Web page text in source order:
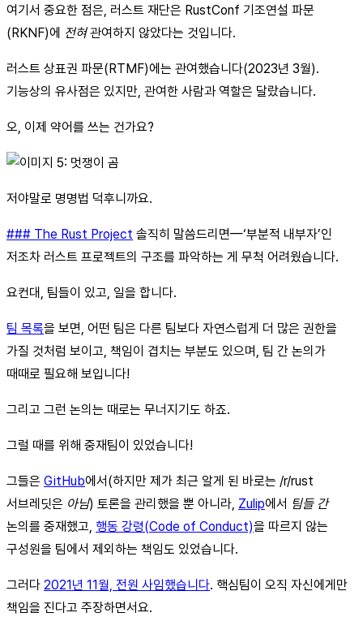
여기서 중요한 점은, 러스트 재단은 RustConf 기조연설 파문
(RKNF)에 전혀관여하지 않았다는 것입니다.
러스트 상표권 파문(RTMF)에는 관여했습니다(2023년 3월).
기능상의 유사점은 있지만, 관여한 사람과 역할은 달랐습니다.
오, 이제 약어를 쓰는 건가요?
저야말로 명명법 덕후니까요.
### The Rust Project 솔직히 말씀드리면—‘부분적 내부자’인
저조차 러스트 프로젝트의 구조를 파악하는 게 무척 어려웠습니다.
요컨대, 팀들이 있고, 일을 합니다.
팀 목록을 보면, 어떤 팀은 다른 팀보다 자연스럽게 더 많은 권한을
가질 것처럼 보이고, 책임이 겹치는 부분도 있으며, 팀 간 논의가
때때로 필요해 보입니다!
그리고 그런 논의는 때로는 무너지기도 하죠.
그럴 때를 위해 중재팀이 있었습니다!
그들은 GitHub에서(하지만 제가 최근 알게 된 바로는 /r/rust
서브레딧은 아님) 토론을 관리했을 뿐 아니라, Zulip에서 팀들 간
논의를 중재했고, 행동 강령(Code of Conduct)을 따르지 않는
구성원을 팀에서 제외하는 책임도 있었습니다.
그러다 2021년 11월, 전원 사임했습니다. 핵심팀이 오직 자신에게만
책임을 진다고 주장하면서요.